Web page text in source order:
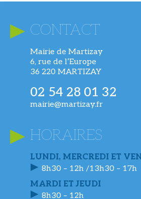
CONTACT
Mairie de Martizay
6, rue de l’Europe
36 220 MARTIZAY
02 54 28 01 32
mairie@martizay.fr
HORAIRES
LUNDI, MERCREDI ET
8h30 – 12h /13h30 – 17h
MARDI ET JEUDI
8h30 – 12h